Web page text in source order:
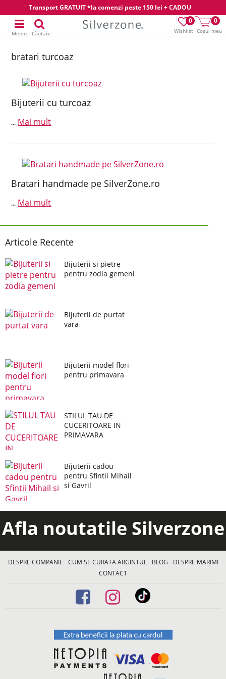
Transport GRATUIT *la comenzi peste 150 lei + CADOU
Wishlist
0
Coșul meu
0
Meniu Căutare
bratari turcoaz
Bijuterii cu turcoaz
... Mai mult
Bratari handmade pe SilverZone.ro
... Mai mult
Articole Recente
Bijuterii si pietre
pentru zodia gemeni
Bijuterii de purtat
vara
Bijuterii model flori
pentru primavara
STILUL TAU DE
CUCERITOARE IN
PRIMAVARA
Bijuterii cadou
pentru Sfintii Mihail
si Gavril
Afla noutatile Silverzone
DESPRE COMPANIE CUM SE CURATA ARGINTUL BLOG
DESPRE MARIMI
CONTACT